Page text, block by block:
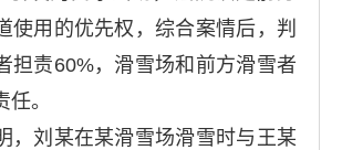
使用的优先权，综合案情后，判
担责60%，滑雪场和前方滑雪者
。
刘某在某滑雪场滑雪时与王某